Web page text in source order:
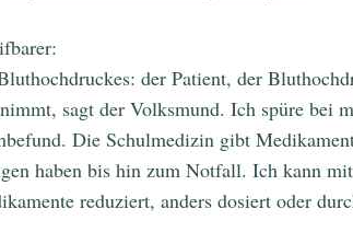
der Patient, der
sagt der Volksmund. Ich spüre bei
Die Schulmedizin gibt
haben bis hin zum Notfall. Ich kann
reduziert, anders dosiert oder